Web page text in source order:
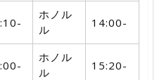
ホノル
ル
14:00-
ホノル
ル
15:20-